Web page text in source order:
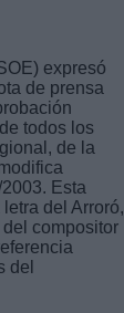
expresó
de prensa
todos los
de la
Esta
del Arroró,
compositor
del